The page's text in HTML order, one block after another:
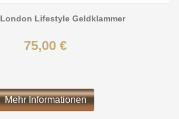
Lifestyle Geldklammer
75,00 €
Mehr Informationen